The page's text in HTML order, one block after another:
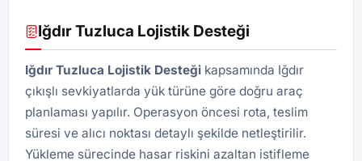
Iğdır Tuzluca Lojistik Desteği
Iğdır Tuzluca Lojistik Desteği kapsamında Iğdır
çıkışlı sevkiyatlarda yük türüne göre doğru araç
planlaması yapılır. Operasyon öncesi rota, teslim
süresi ve alıcı noktası detaylı şekilde netleştirilir.
Yükleme sürecinde hasar riskini azaltan istifleme